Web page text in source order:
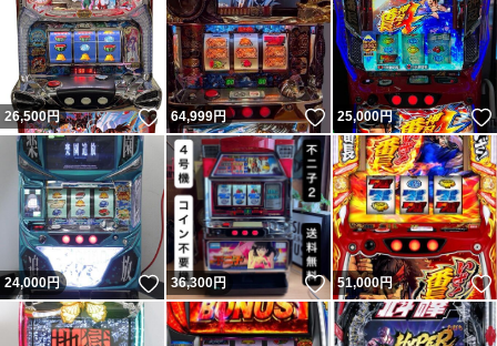
26,500円 いいね！
64,999円 いいね！
25,000円
24,000円 いいね！
36,300円 いいね！
51,000円